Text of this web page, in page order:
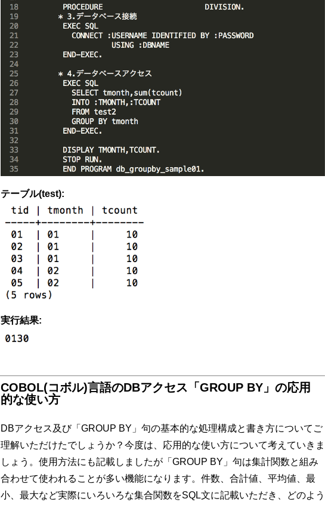
テーブル(test):
実行結果:
COBOL(コボル)言語のDBアクセス「GROUP BY」の応用
的な使い方
DBアクセス及び「GROUP BY」句の基本的な処理構成と書き方についてご
理解いただけたでしょうか？今度は、応用的な使い方について考えていきま
しょう。使用方法にも記載しましたが「GROUP BY」句は集計関数と組み
合わせて使われることが多い機能になります。件数、合計値、平均値、最
小、最大など実際にいろいろな集合関数をSQL文に記載いただき、どのよう